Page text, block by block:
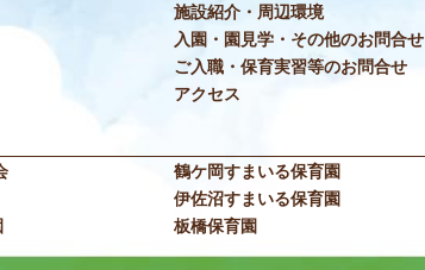
施設紹介・周辺環境
入園・園見学・その他のお問合せ
ご入職・保育実習等のお問合せ
アクセス
鶴ケ岡すまいる保育園
伊佐沼すまいる保育園
板橋保育園